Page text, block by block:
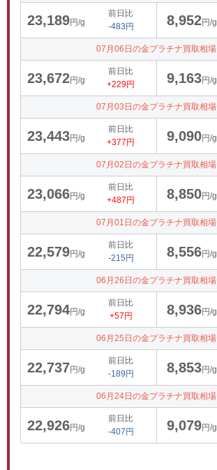
23,189円/g
前日比
-483円
8,952円/g
07月06日の金プラチナ買取相場
23,672円/g
前日比
+229円
9,163円/g
07月03日の金プラチナ買取相場
23,443円/g
前日比
+377円
9,090円/g
07月02日の金プラチナ買取相場
23,066円/g
前日比
+487円
8,850円/g
07月01日の金プラチナ買取相場
22,579円/g
前日比
-215円
8,556円/g
06月26日の金プラチナ買取相場
22,794円/g
前日比
+57円
8,936円/g
06月25日の金プラチナ買取相場
22,737円/g
前日比
-189円
8,853円/g
06月24日の金プラチナ買取相場
22,926円/g
前日比
-407円
9,079円/g